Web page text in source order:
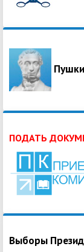
ПОДАТЬ
Выборы